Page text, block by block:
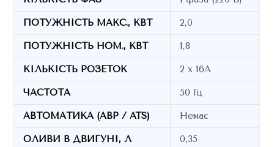
ПОТУЖНІСТЬ МАКС., КВТ 2,0
ПОТУЖНІСТЬ НОМ., КВТ 1,8
КІЛЬКІСТЬ РОЗЕТОК 2 х 16A
ЧАСТОТА 50 Гц
АВТОМАТИКА (АВР / ATS) Немає
ОЛИВИ В ДВИГУНІ, Л 0,35